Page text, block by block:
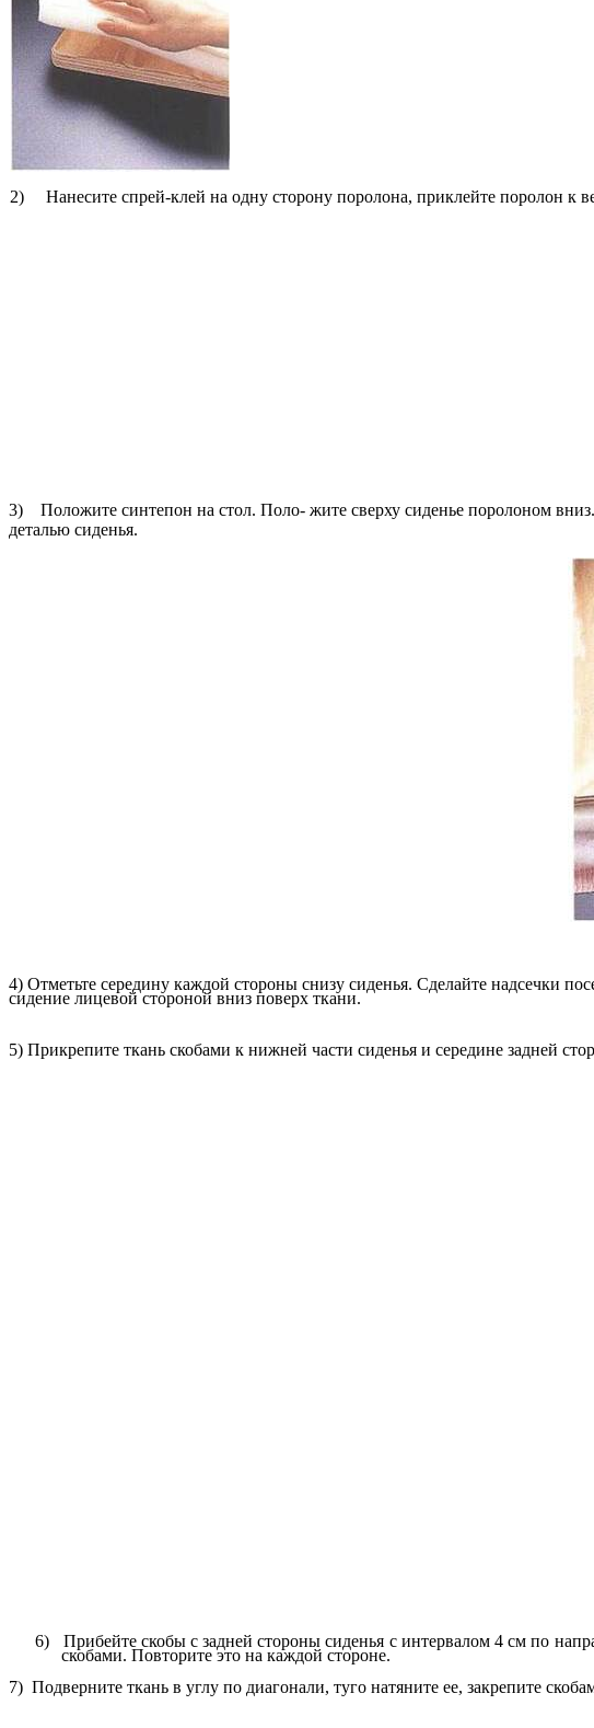
2) Нанесите спрей-клей на одну сторону поролона, приклейте поролон к
3) Положите синтепон на стол. Поло- жите сверху сиденье поролоном
деталью сиденья.
4) Отметьте середину каждой стороны снизу сиденья. Сделайте надсечки
сидение лицевой стороной вниз поверх ткани.
5) Прикрепите ткань скобами к нижней части сиденья и середине задней
6) Прибейте скобы с задней стороны сиденья с интервалом 4 см по
скобами. Повторите это на каждой стороне.
7) Подверните ткань в углу по диагонали, туго натяните ее, закрепите